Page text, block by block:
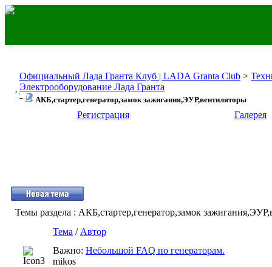
Официальный Лада Гранта Клуб | LADA Granta Club >
Электрооборудование Лада Гранта
АКБ,стартер,генератор,замок зажигания,ЭУР,вентиляторы
Регистрация Галерея
Темы раздела : АКБ,стартер,генератор,замок
Тема / Автор
Важно: Небольшой FAQ по генераторам.
mikos